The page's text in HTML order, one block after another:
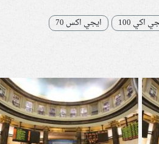
اكي 100 ايجي اكس 70